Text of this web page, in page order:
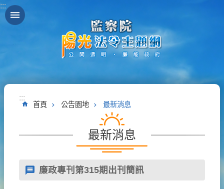
跳到主要內容區塊
:::
:::
首頁 公告園地 最新消息
最新消息
廉政專刊第315期出刊簡訊